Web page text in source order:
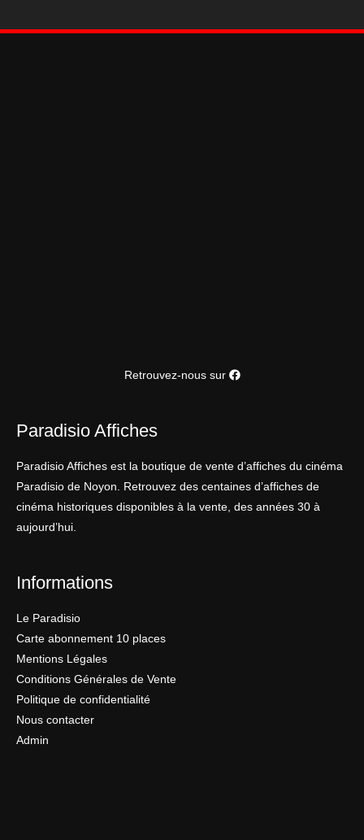
Retrouvez-nous sur
Paradisio Affiches
Paradisio Affiches est la boutique de vente d’affiches du cinéma
Paradisio de Noyon. Retrouvez des centaines d’affiches de
cinéma historiques disponibles à la vente, des années 30 à
aujourd’hui.
Informations
Le Paradisio
Carte abonnement 10 places
Mentions Légales
Conditions Générales de Vente
Politique de confidentialité
Nous contacter
Admin